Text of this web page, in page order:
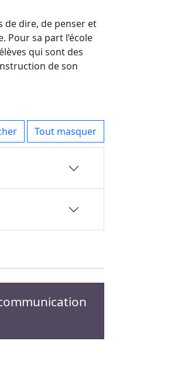
de dire, de penser et
Pour sa part l’école
qui sont des
de son
Tout masquer